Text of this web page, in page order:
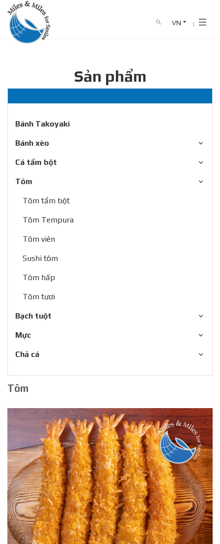
search VN
SẢN PHẨM
CATALOG
Trang chủ
Sản phẩm
Bánh Takoyaki
Bánh xèo
Cá tẩm bột
Tôm
Tôm tẩm bột
Tôm Tempura
Tôm viên
Sushi tôm
Tôm hấp
Tôm tươi
Bạch tuột
Mực
Chả cá
Tôm